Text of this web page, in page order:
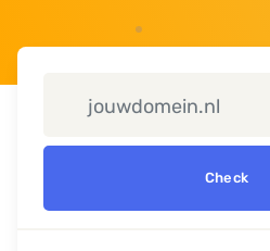
Check